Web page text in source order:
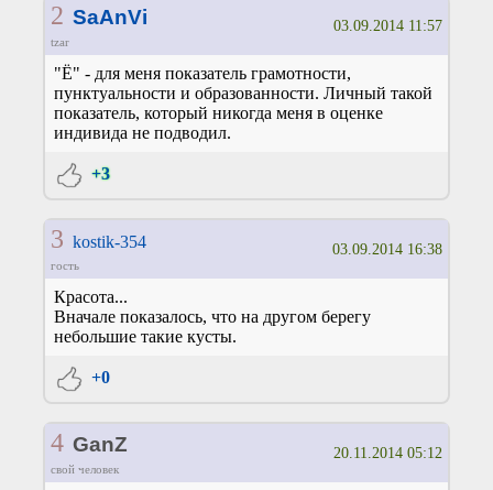
2 SaAnVi
tzar
03.09.2014 11:57
"Ё" - для меня показатель грамотности,
пунктуальности и образованности. Личный такой
показатель, который никогда меня в оценке
индивида не подводил.
+3
3 kostik-354
гость
03.09.2014 16:38
Красота...
Вначале показалось, что на другом берегу
небольшие такие кусты.
+0
4 GanZ
свой человек
20.11.2014 05:12